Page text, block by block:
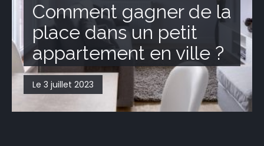
Comment gagner de la
place dans un petit
appartement en ville ?
Le 3 juillet 2023
CONTACT